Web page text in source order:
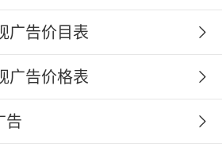
广告价目表
广告价格表
告